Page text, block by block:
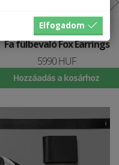
Elfogadom